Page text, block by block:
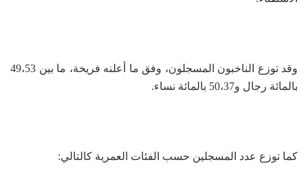
وقد توزع الناخبون المسجلون، وفق ما أعلنه فريخة، ما بين 49،53
بالمائة رجال و50،37 بالمائة نساء.
كما توزع عدد المسجلين حسب الفئات العمرية كالتالي: